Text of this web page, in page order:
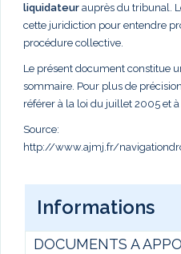
liquidateur auprès du tribunal.
cette juridiction pour entendre
procédure collective.
Le présent document constitue
sommaire. Pour plus de
référer à la loi du juillet 2005 et à
Source:
http://www.ajmj.fr/
Informations
DOCUMENTS A